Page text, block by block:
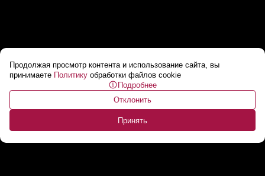
Продолжая просмотр контента и использование сайта, вы
принимаете Политику обработки файлов cookie
Подробнее
Отклонить
Принять
Лукашенко: МВД стран СНГ – это меч для
преступного мира!...